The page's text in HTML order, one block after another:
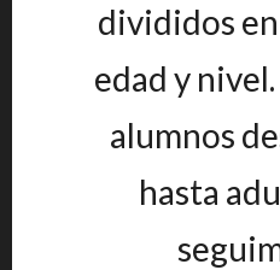
divididos
edad y
alumnos
hasta